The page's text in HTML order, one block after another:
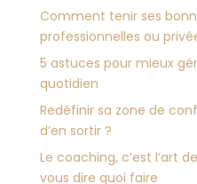
Comment tenir ses
professionnelles ou
5 astuces pour mieux
quotidien
Redéfinir sa zone de
d’en sortir ?
Le coaching, c’est l’art
vous dire quoi faire